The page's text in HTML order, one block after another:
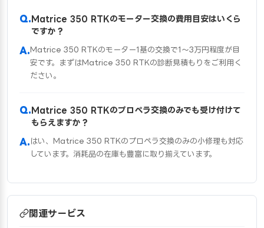
Matrice 350 RTKのモーター交換の費用目安はいくら
ですか？
Matrice 350 RTKのモーター1基の交換で1〜3万円程度が目
安です。まずはMatrice 350 RTKの診断見積もりをご利用く
ださい。
Matrice 350 RTKのプロペラ交換のみでも受け付けて
もらえますか？
はい、Matrice 350 RTKのプロペラ交換のみの小修理も対応
しています。消耗品の在庫も豊富に取り揃えています。
関連サービス